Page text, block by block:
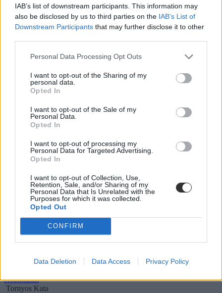
IAB’s list of downstream participants. This information may
also be disclosed by us to third parties on the IAB’s List of
Downstream Participants that may further disclose it to other
Personal Data Processing Opt Outs
I want to opt-out of the Sharing of my
personal data.
Opted In
I want to opt-out of the Sale of my
Personal Data.
Opted In
I want to opt-out of processing my
Personal Data for Targeted Advertising.
Opted In
I want to opt-out of Collection, Use,
Retention, Sale, and/or Sharing of my
Personal Data that Is Unrelated with the
Purposes for which it was collected.
Opted Out
CONFIRM
Data Deletion Data Access Privacy Policy
Nem várható drágulás az iskolai menzán, több
helyen pedig a pazarlás is megszűnhet szeptembertől
Tavaly átlagosan harminc százalékkal drágult az iskolai menza
szeptemberben, akkor a szülők egy része több ezer forinttal
magasabb számlákat kapott, mint korábban. Idén azonban nem kell
ilyen drasztikus emelkedésre számítani, az étkeztetés módjában
ahol már tesztelik is az új módszert.
Közoktatás
Tornyos Kata